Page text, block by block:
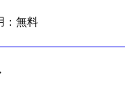
無料